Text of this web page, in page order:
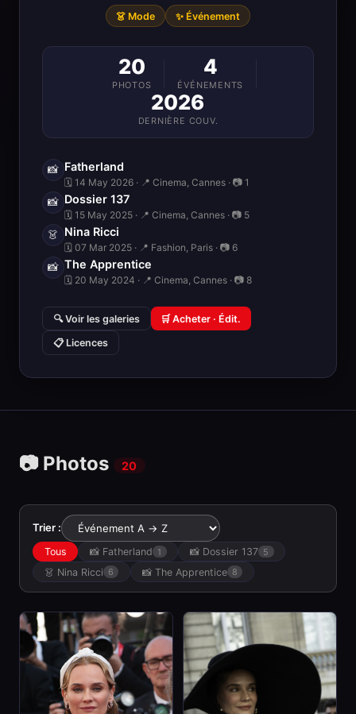
👗 Mode ✨ Événement
20
PHOTOS
4
ÉVÉNEMENTS
2026
DERNIÈRE COUV.
📸 Fatherland
🗓 14 May 2026 · 📍 Cinema, Cannes · 📷 1
📸 Dossier 137
🗓 15 May 2025 · 📍 Cinema, Cannes · 📷 5
👗 Nina Ricci
🗓 07 Mar 2025 · 📍 Fashion, Paris · 📷 6
📸 The Apprentice
🗓 20 May 2024 · 📍 Cinema, Cannes · 📷 8
🔍 Voir les galeries 🛒 Acheter · Édit.
📋 Licences
📷 Photos 20
Trier :
Tous 📸 Fatherland 1 📸 Dossier 137 5
👗 Nina Ricci 6 📸 The Apprentice 8